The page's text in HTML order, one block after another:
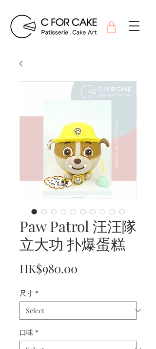
Paw Patrol 汪汪隊
立大功 扑爆蛋糕
HK$980.00
尺寸 *
口味 *